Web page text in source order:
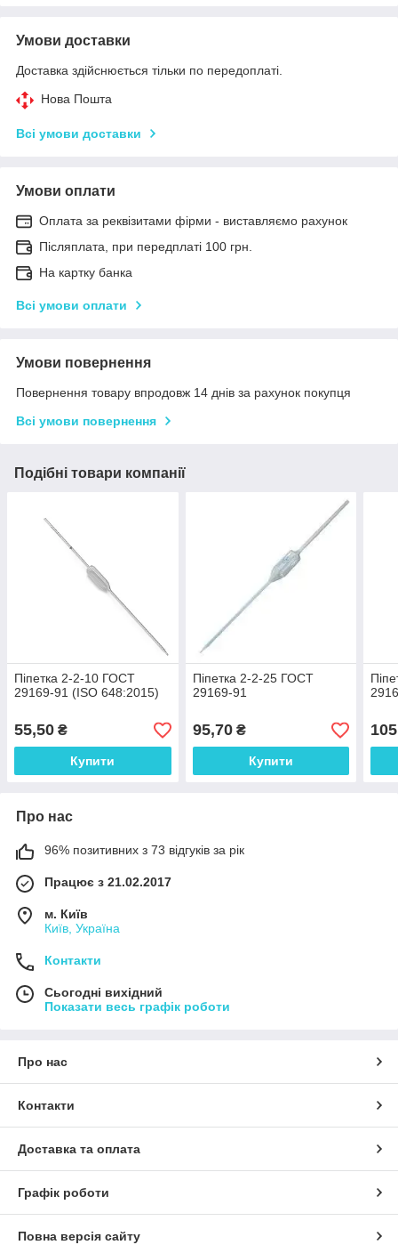
Умови доставки
Доставка здійснюється тільки по передоплаті.
Нова Пошта
Всі умови доставки
Умови оплати
Оплата за реквізитами фірми - виставляємо рахунок
Післяплата, при передплаті 100 грн.
На картку банка
Всі умови оплати
Умови повернення
Повернення товару впродовж 14 днів за рахунок покупця
Всі умови повернення
Подібні товари компанії
Піпетка 2-2-10 ГОСТ
29169-91 (ISO 648:2015)
55,50 ₴
Купити
Піпетка 2-2-25 ГОСТ
29169-91
95,70₴
Купити
Про нас
96% позитивних з 73 відгуків за рік
Працює з 21.02.2017
м. Київ
Київ, Україна
Контакти
Сьогодні вихідний
Показати весь графік роботи
Про нас
Контакти
Доставка та оплата
Графік роботи
Повна версія сайту